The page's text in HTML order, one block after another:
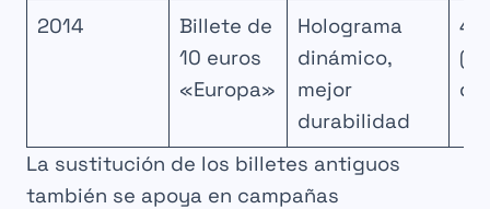
2014
Billete de
10 euros
«Europa»
Holograma
dinámico,
mejor
durabilidad
de
La sustitución de los billetes antiguos
también se apoya en campañas